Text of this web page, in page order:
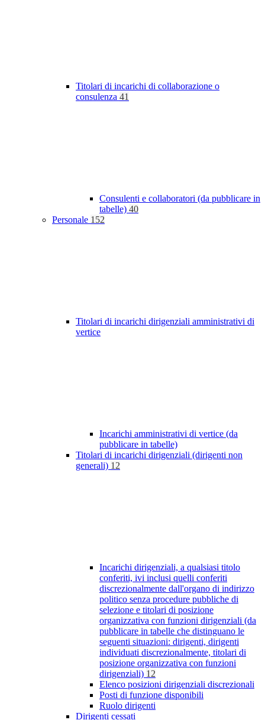
Titolari di incarichi di collaborazione o
consulenza 41
Consulenti e collaboratori (da pubblicare in
tabelle) 40
Personale 152
Titolari di incarichi dirigenziali amministrativi di
vertice
Incarichi amministrativi di vertice (da
pubblicare in tabelle)
Titolari di incarichi dirigenziali (dirigenti non
generali) 12
Incarichi dirigenziali, a qualsiasi titolo
conferiti, ivi inclusi quelli conferiti
discrezionalmente dall'organo di indirizzo
politico senza procedure pubbliche di
selezione e titolari di posizione
organizzativa con funzioni dirigenziali (da
pubblicare in tabelle che distinguano le
seguenti situazioni: dirigenti, dirigenti
individuati discrezionalmente, titolari di
posizione organizzativa con funzioni
dirigenziali) 12
Elenco posizioni dirigenziali discrezionali
Posti di funzione disponibili
Ruolo dirigenti
Dirigenti cessati